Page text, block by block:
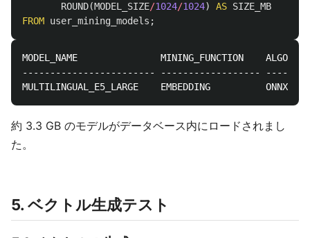
ROUND(MODEL_SIZE/1024/1024) AS SIZE_MB
FROM user_mining_models ;
MODEL_NAME               MINING_FUNCTION
------------------------ ------------------
約 3.3 GB のモデルがデータベース内にロードされまし
た。
5. ベクトル生成テスト